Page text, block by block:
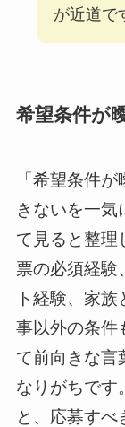
が近道で
希望条件が
「希望条件
きないを一気
て見ると整理
票の必須経験
ト経験、家
事以外の条件
て前向きな言
なりがちです
と、応募すべ